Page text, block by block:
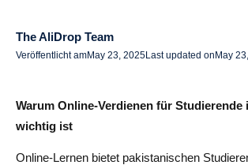
The AliDrop Team
Veröffentlicht amMay 23, 2025Last updated on May
Warum Online-Verdienen für Studierende
wichtig ist
Online-Lernen bietet pakistanischen